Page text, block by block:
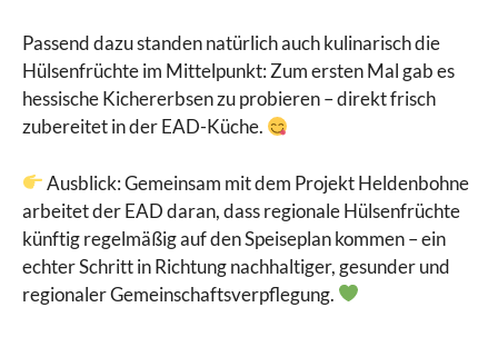
Passend dazu standen natürlich auch kulinarisch die
Hülsenfrüchte im Mittelpunkt: Zum ersten Mal gab es
hessische Kichererbsen zu probieren – direkt frisch
zubereitet in der EAD-Küche.
Ausblick: Gemeinsam mit dem Projekt Heldenbohne
arbeitet der EAD daran, dass regionale Hülsenfrüchte
künftig regelmäßig auf den Speiseplan kommen – ein
echter Schritt in Richtung nachhaltiger, gesunder und
regionaler Gemeinschaftsverpflegung.